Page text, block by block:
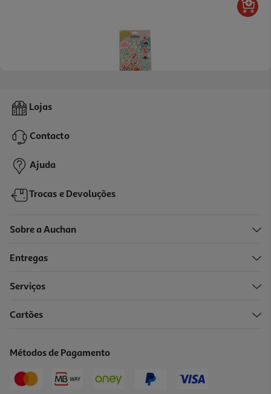
Stickers Em Espuma Auchan 4 Modelos Sortidos
1,00 €
Lojas
Contacto
Ajuda
Trocas e Devoluções
Sobre a Auchan
Entregas
Serviços
Cartões
Métodos de Pagamento